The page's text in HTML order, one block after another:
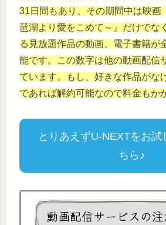
31日間もあり、その期間中は映画
琶湖より愛をこめて～』だけでな
る見放題作品の動画、電子書籍が
能です。この数字は他の動画配信
ています。もし、好きな作品がな
であれば解約可能なので料金もか
とりあえずU-NEXTをお試
ちら♪
動画配信サービスの